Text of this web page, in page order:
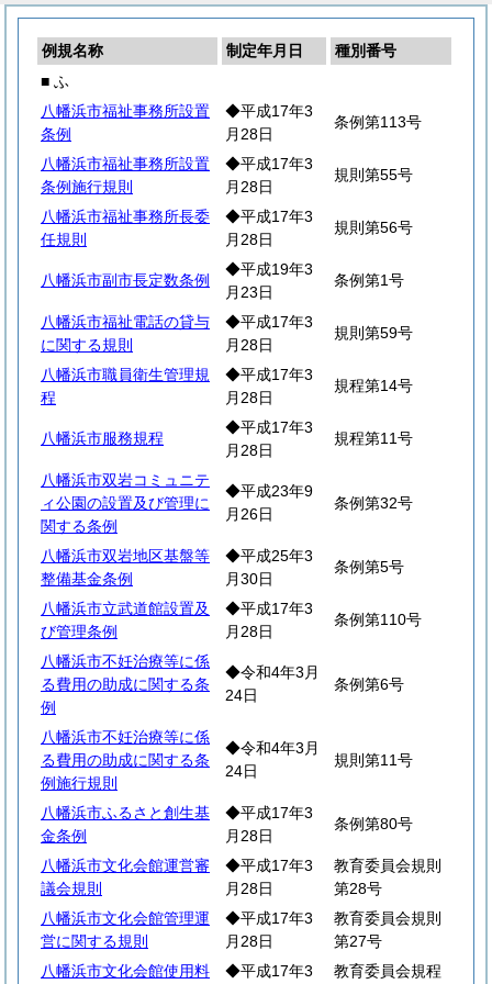
例規名称 制定年月日
種別番号
■ ふ
八幡浜市福祉事務所設置
条例
◆平成17年3
月28日
条例第113号
八幡浜市福祉事務所設置
条例施行規則
◆平成17年3
月28日
規則第55号
八幡浜市福祉事務所長委
任規則
◆平成17年3
月28日
規則第56号
八幡浜市副市長定数条例
◆平成19年3
月23日
条例第1号
八幡浜市福祉電話の貸与
に関する規則
◆平成17年3
月28日
規則第59号
八幡浜市職員衛生管理規
程
◆平成17年3
月28日
規程第14号
八幡浜市服務規程
◆平成17年3
月28日
規程第11号
八幡浜市双岩コミュニテ
ィ公園の設置及び管理に
関する条例
◆平成23年9
月26日
条例第32号
八幡浜市双岩地区基盤等
整備基金条例
◆平成25年3
月30日
条例第5号
八幡浜市立武道館設置及
び管理条例
◆平成17年3
月28日
条例第110号
八幡浜市不妊治療等に係
る費用の助成に関する条
例
◆令和4年3月
24日
条例第6号
八幡浜市不妊治療等に係
る費用の助成に関する条
例施行規則
◆令和4年3月
24日
規則第11号
八幡浜市ふるさと創生基
金条例
◆平成17年3
月28日
条例第80号
八幡浜市文化会館運営審
議会規則
◆平成17年3
月28日
教育委員会規則
第28号
八幡浜市文化会館管理運
営に関する規則
◆平成17年3
月28日
教育委員会規則
第27号
八幡浜市文化会館使用料
◆平成17年3 教育委員会規程